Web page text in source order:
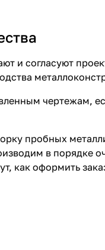
и согласуют
чертежам,
пробных
в порядке
как оформить